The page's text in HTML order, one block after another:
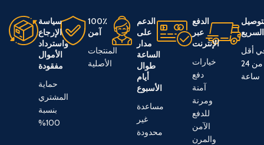
السريع
أقل
من 24
ساعة
الدفع
عبر
الإنترنت
خيارات
دفع
آمنة
ومرنة
للدفع
الآمن
والمرن
الدعم
على
مدار
الساعة
طوال
أيام
الأسبوع
مساعدة
غير
محدودة
100٪
آمن
المنتجات
الأصلية
سياسة
الإرجاع
واسترداد
الأموال
مفقودة
حماية
المشتري
بنسبة
100%